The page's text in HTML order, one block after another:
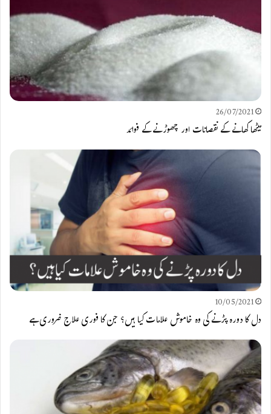
26/07/2021
میٹھا کھانے کے نقصانات اور چھوڑنے کے فوائد
10/05/2021
دل کا دورہ پڑنے کی وہ خاموش علامات کیا ہیں؟ جن کا فوری علاج ضروری ہے